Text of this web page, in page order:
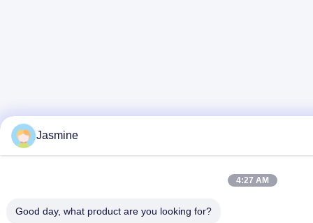
Jasmine
4:27 AM
Good day, what product are you looking for?